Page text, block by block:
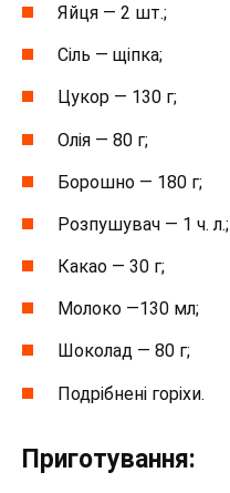
Яйця — 2 шт.;
Сіль — щіпка;
Цукор — 130 г;
Олія — 80 г;
Борошно — 180 г;
Розпушувач — 1 ч. л.;
Какао — 30 г;
Молоко —130 мл;
Шоколад — 80 г;
Подрібнені горіхи.
Приготування: